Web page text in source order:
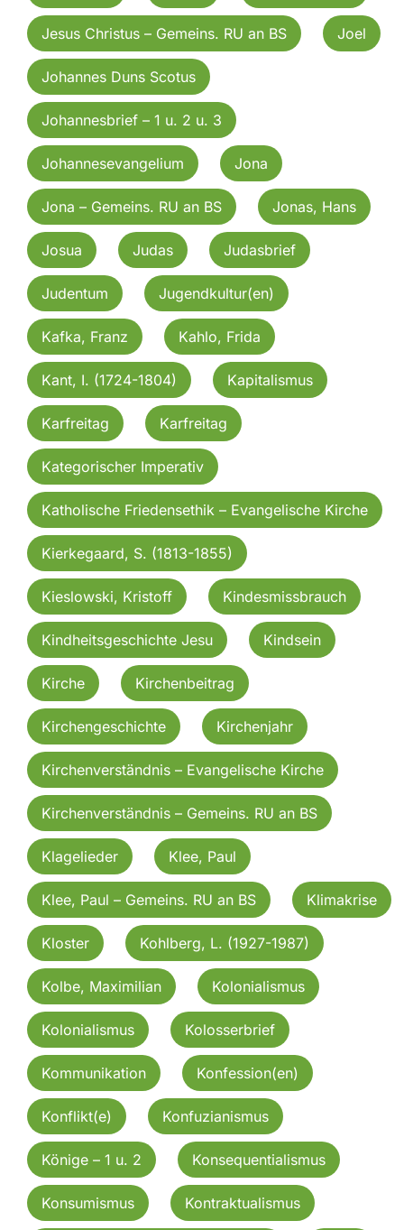
Jesus Christus – Gemeins. RU an BS Joel
Johannes Duns Scotus
Johannesbrief – 1 u. 2 u. 3
Johannesevangelium Jona
Jona – Gemeins. RU an BS Jonas, Hans
Josua Judas Judasbrief
Judentum Jugendkultur(en)
Kafka, Franz Kahlo, Frida
Kant, I. (1724-1804) Kapitalismus
Karfreitag Karfreitag
Kategorischer Imperativ
Katholische Friedensethik – Evangelische Kirche
Kierkegaard, S. (1813-1855)
Kieslowski, Kristoff Kindesmissbrauch
Kindheitsgeschichte Jesu Kindsein
Kirche Kirchenbeitrag
Kirchengeschichte Kirchenjahr
Kirchenverständnis – Evangelische Kirche
Kirchenverständnis – Gemeins. RU an BS
Klagelieder Klee, Paul
Klee, Paul – Gemeins. RU an BS Klimakrise
Kloster Kohlberg, L. (1927-1987)
Kolbe, Maximilian Kolonialismus
Kolonialismus Kolosserbrief
Kommunikation Konfession(en)
Konflikt(e) Konfuzianismus
Könige – 1 u. 2 Konsequentialismus
Konsumismus Kontraktualismus